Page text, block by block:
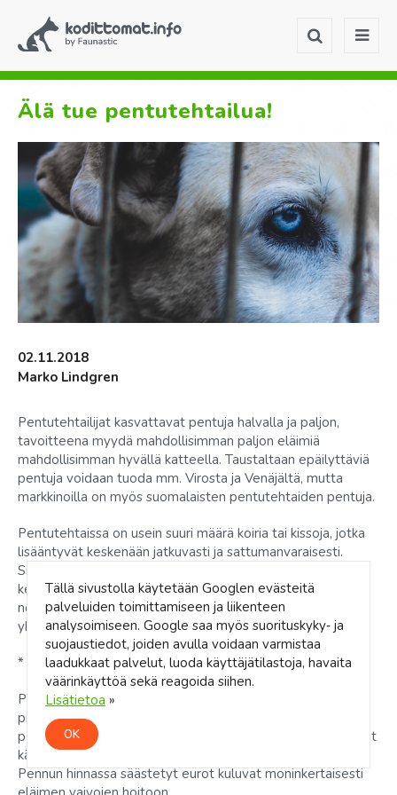
Älä tue pentutehtailua!
02.11.2018
Marko Lindgren
Pentutehtailijat kasvattavat pentuja halvalla ja paljon,
tavoitteena myydä mahdollisimman paljon eläimiä
mahdollisimman hyvällä katteella. Taustaltaan epäilyttäviä
pentuja voidaan tuoda mm. Virosta ja Venäjältä, mutta
markkinoilla on myös suomalaisten pentutehtaiden pentuja.
Pentutehtaissa on usein suuri määrä koiria tai kissoja, jotka
lisääntyvät keskenään jatkuvasti ja sattumanvaraisesti.
Silloin pentueen vanhemmat ovat usein lähisukua
keskenään, ja perinnölliset sairaudet alkavat ilmetä
nopeasti. Pentujen tehtailu on myös mahdollista vain
yhdellä nartulla.
*
Pentutehtailulle tyypillistä on toiminnan piilottelu ja
piittaamattomuus eläinten hyvinvoinnista. Tällainen
pentutuotanto on häikäilemätöntä liiketoimintaa, josta eivät
kärsi vain eläimet, vaan myös eläimen hankkineet ihmiset.
Pennun hinnassa säästetyt eurot kuluvat moninkertaisesti
Tällä sivustolla käytetään Googlen evästeitä
palveluiden toimittamiseen ja liikenteen
analysoimiseen. Google saa myös suorituskyky‑ ja
suojaustiedot, joiden avulla voidaan varmistaa
laadukkaat palvelut, luoda käyttäjätilastoja, havaita
väärinkäyttöä sekä reagoida siihen.
Lisätietoa »
OK